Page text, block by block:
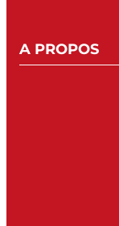
A PROPOS